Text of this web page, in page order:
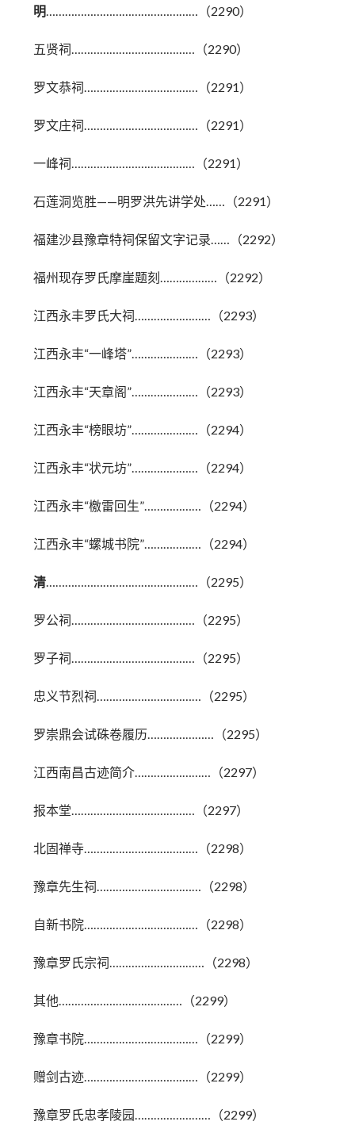
明…………………………………………（2290）
五贤祠…………………………………（2290）
罗文恭祠………………………………（2291）
罗文庄祠………………………………（2291）
一峰祠…………………………………（2291）
石莲洞览胜——明罗洪先讲学处……（2291）
福建沙县豫章特祠保留文字记录……（2292）
福州现存罗氏摩崖题刻………………（2292）
江西永丰罗氏大祠……………………（2293）
江西永丰“一峰塔”…………………（2293）
江西永丰“天章阁”…………………（2293）
江西永丰“榜眼坊”…………………（2294）
江西永丰“状元坊”…………………（2294）
江西永丰“檄雷回生”………………（2294）
江西永丰“螺城书院”………………（2294）
清…………………………………………（2295）
罗公祠…………………………………（2295）
罗子祠…………………………………（2295）
忠义节烈祠……………………………（2295）
罗崇鼎会试硃卷履历…………………（2295）
江西南昌古迹简介……………………（2297）
报本堂…………………………………（2297）
北固禅寺………………………………（2298）
豫章先生祠……………………………（2298）
自新书院………………………………（2298）
豫章罗氏宗祠…………………………（2298）
其他…………………………………（2299）
豫章书院………………………………（2299）
赠剑古迹………………………………（2299）
豫章罗氏忠孝陵园……………………（2299）